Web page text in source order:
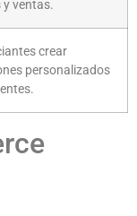
ventas.
crear
personalizados